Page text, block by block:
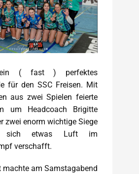
( fast ) perfektes
für den SSC Freisen. Mit
aus zwei Spielen feierte
um Headcoach Brigitte
zwei enorm wichtige Siege
sich etwas Luft im
verschafft.
machte am Samstagabend